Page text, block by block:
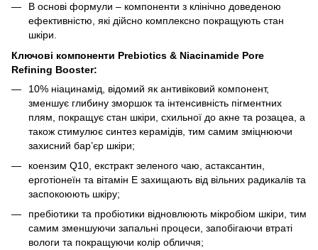
В основі формули – компоненти з клінічно доведеною
ефективністю, які дійсно комплексно покращують стан
шкіри.
Ключові компоненти Prebiotics & Niacinamide Pore
Refining Booster:
10% ніацинамід, відомий як антивіковий компонент,
зменшує глибину зморшок та інтенсивність пігментних
плям, покращує стан шкіри, схильної до акне та розацеа, а
також стимулює синтез керамідів, тим самим зміцнюючи
захисний бар’єр шкіри;
коензим Q10, екстракт зеленого чаю, астаксантин,
ерготіонеїн та вітамін Е захищають від вільних радикалів та
заспокоюють шкіру;
пребіотики та пробіотики відновлюють мікробіом шкіри, тим
самим зменшуючи запальні процеси, запобігаючи втраті
вологи та покращуючи колір обличчя;